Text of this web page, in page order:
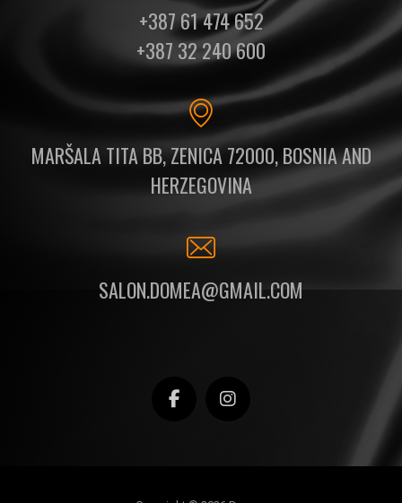
+387 61 474 652
+387 32 240 600
MARŠALA TITA BB, ZENICA 72000, BOSNIA AND
HERZEGOVINA
SALON.DOMEA@GMAIL.COM